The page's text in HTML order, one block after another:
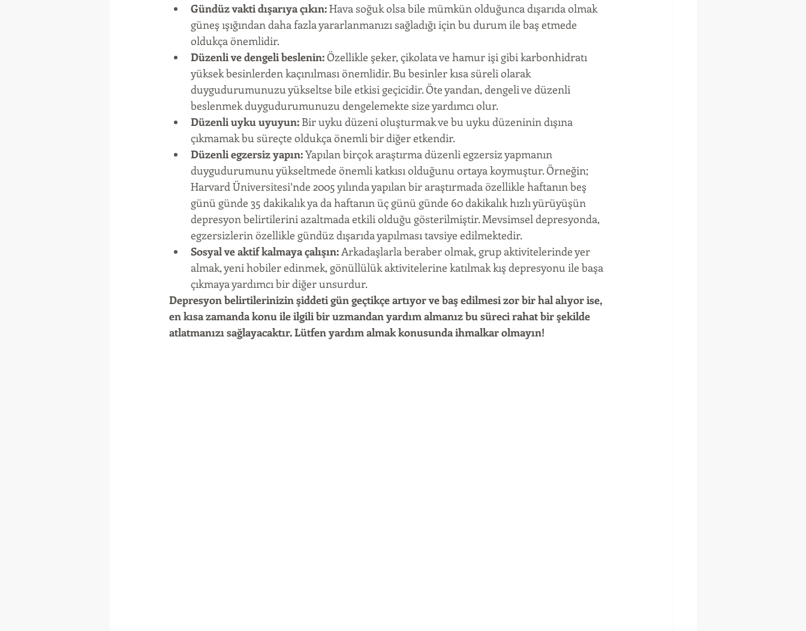
Gündüz vakti dışarıya çıkın: Hava soğuk olsa bile mümkün olduğunca dışarıda olmak
güneş ışığından daha fazla yararlanmanızı sağladığı için bu durum ile baş etmede
oldukça önemlidir.
Düzenli ve dengeli beslenin: Özellikle şeker, çikolata ve hamur işi gibi karbonhidratı
yüksek besinlerden kaçınılması önemlidir. Bu besinler kısa süreli olarak
duygudurumunuzu yükseltse bile etkisi geçicidir. Öte yandan, dengeli ve düzenli
beslenmek duygudurumunuzu dengelemekte size yardımcı olur.
Düzenli uyku uyuyun: Bir uyku düzeni oluşturmak ve bu uyku düzeninin dışına
çıkmamak bu süreçte oldukça önemli bir diğer etkendir.
Düzenli egzersiz yapın: Yapılan birçok araştırma düzenli egzersiz yapmanın
duygudurumunu yükseltmede önemli katkısı olduğunu ortaya koymuştur. Örneğin;
Harvard Üniversitesi’nde 2005 yılında yapılan bir araştırmada özellikle haftanın beş
günü günde 35 dakikalık ya da haftanın üç günü günde 60 dakikalık hızlı yürüyüşün
depresyon belirtilerini azaltmada etkili olduğu gösterilmiştir. Mevsimsel depresyonda,
egzersizlerin özellikle gündüz dışarıda yapılması tavsiye edilmektedir.
Sosyal ve aktif kalmaya çalışın: Arkadaşlarla beraber olmak, grup aktivitelerinde yer
almak, yeni hobiler edinmek, gönüllülük aktivitelerine katılmak kış depresyonu ile başa
çıkmaya yardımcı bir diğer unsurdur.
Depresyon belirtilerinizin şiddeti gün geçtikçe artıyor ve baş edilmesi zor bir hal alıyor ise,
en kısa zamanda konu ile ilgili bir uzmandan yardım almanız bu süreci rahat bir şekilde
atlatmanızı sağlayacaktır. Lütfen yardım almak konusunda ihmalkar olmayın!